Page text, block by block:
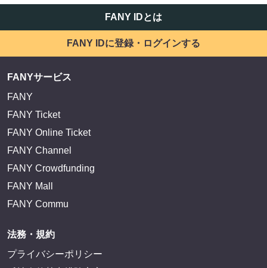
FANY IDとは
FANY IDに登録・ログインする
FANYサービス
FANY
FANY Ticket
FANY Online Ticket
FANY Channel
FANY Crowdfunding
FANY Mall
FANY Commu
法務・規約
プライバシーポリシー